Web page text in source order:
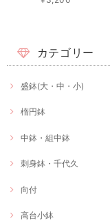
カテゴリー
盛鉢(大・中・小)
楕円鉢
中鉢・組中鉢
刺身鉢・千代久
向付
高台小鉢